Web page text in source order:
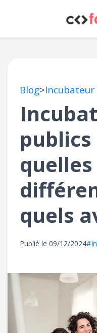
Blog>Incubateur
quelles
quels
Publié le 09/12/2024